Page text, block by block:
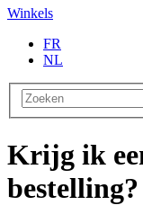
Winkels
FR
NL
Krijg ik
bestelling?